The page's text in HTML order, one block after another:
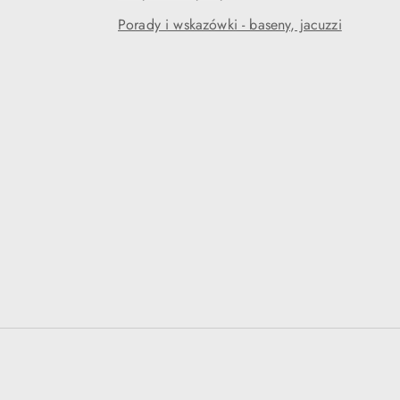
Porady i wskazówki - baseny, jacuzzi